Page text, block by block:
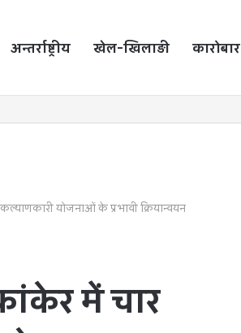
अन्तर्राष्ट्रीय खेल-खिलाड़ी कारोबार
योजनाओं के प्रभावी क्रियान्वयन
में चार